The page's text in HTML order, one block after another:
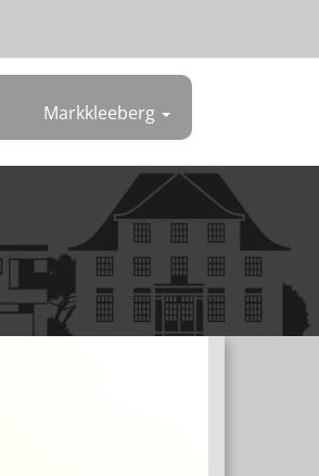
Markkleeberg